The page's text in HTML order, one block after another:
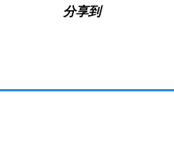
分享到